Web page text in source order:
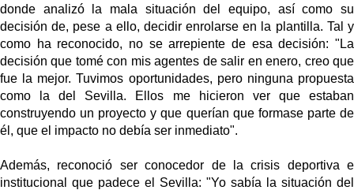
donde analizó la mala situación del equipo, así como su
decisión de, pese a ello, decidir enrolarse en la plantilla. Tal y
como ha reconocido, no se arrepiente de esa decisión: " La
decisión que tomé con mis agentes de salir en enero, creo que
fue la mejor. Tuvimos oportunidades, pero ninguna propuesta
como la del Sevilla. Ellos me hicieron ver que estaban
construyendo un proyecto y que querían que formase parte de
él, que el impacto no debía ser inmediato".
Además, reconoció ser conocedor de la crisis deportiva e
institucional que padece el Sevilla: "Yo sabía la situación del